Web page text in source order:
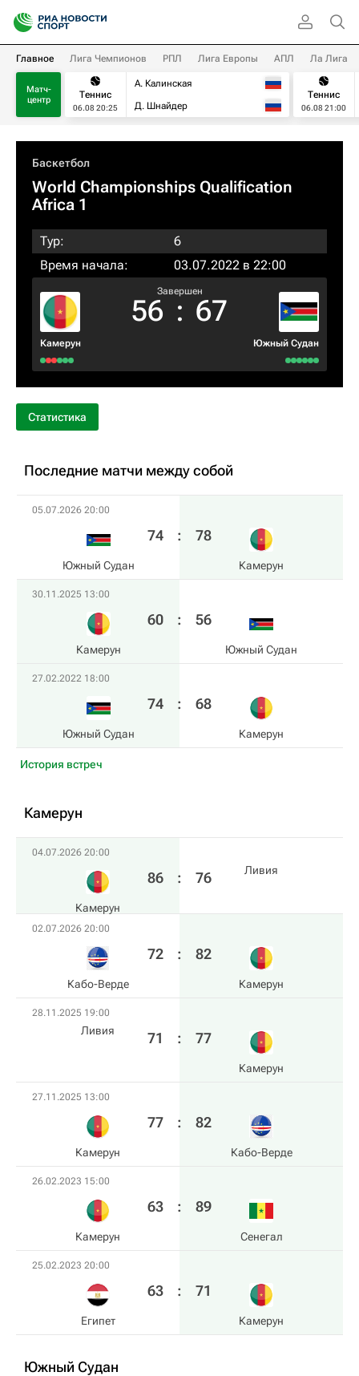
Главное Лига Чемпионов РПЛ Лига Европы АПЛ Ла Лига
Матч-
центр
Теннис
06.08 20:25
А. Калинская
Д. Шнайдер
Теннис
06.08 21:00
Баскетбол
World Championships Qualification
Africa 1
Тур:
6
Время начала:
03.07.2022 в 22:00
Камерун
Завершен
56 : 67
Южный Судан
Статистика
Последние матчи между собой
05.07.2026 20:00
Южный Судан
74 : 78
Камерун
30.11.2025 13:00
Камерун
60 : 56
Южный Судан
27.02.2022 18:00
Южный Судан
74 : 68
Камерун
История встреч
Камерун
04.07.2026 20:00
Камерун
86 : 76 Ливия
02.07.2026 20:00
Кабо-Верде
72 : 82
Камерун
28.11.2025 19:00
Ливия 71 : 77
Камерун
27.11.2025 13:00
Камерун
77 : 82
Кабо-Верде
26.02.2023 15:00
Камерун
63 : 89
Сенегал
25.02.2023 20:00
Египет
63 : 71
Камерун
Южный Судан